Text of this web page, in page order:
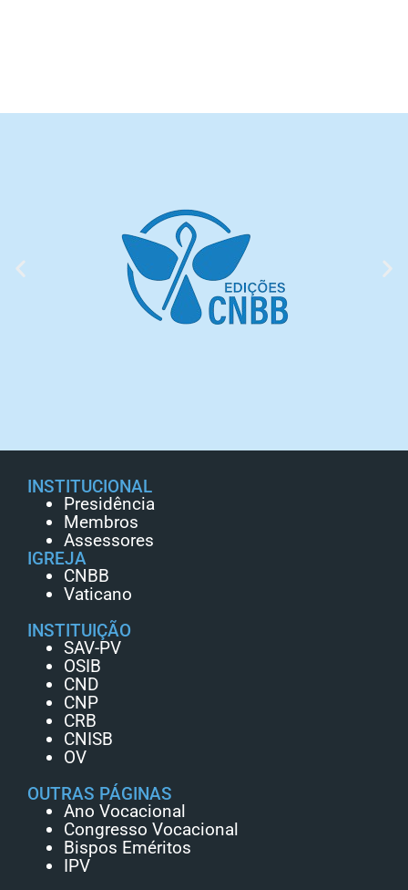
INSTITUCIONAL
Presidência
Membros
Assessores
IGREJA
CNBB
Vaticano
INSTITUIÇÃO
SAV-PV
OSIB
CND
CNP
CRB
CNISB
OV
OUTRAS PÁGINAS
Ano Vocacional
Congresso Vocacional
Bispos Eméritos
IPV